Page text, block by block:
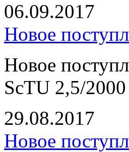
06.09.2017
Новое
Новое
ScTU 2,5/
29.08.2017
Новое